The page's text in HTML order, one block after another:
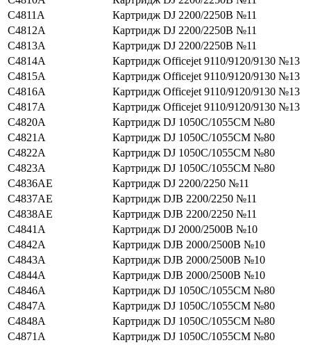
C4811A
Картридж DJ 2200/2250В №11
C4812A
Картридж DJ 2200/2250В №11
C4813A
Картридж DJ 2200/2250В №11
C4814A
Картридж Officejet 9110/9120/9130 №13
C4815A
Картридж Officejet 9110/9120/9130 №13
C4816A
Картридж Officejet 9110/9120/9130 №13
C4817A
Картридж Officejet 9110/9120/9130 №13
C4820A
Картридж DJ 1050C/1055CM №80
C4821A
Картридж DJ 1050C/1055CM №80
C4822A
Картридж DJ 1050C/1055CM №80
C4823A
Картридж DJ 1050C/1055CM №80
C4836AE
Картридж DJ 2200/2250 №11
C4837AE
Картридж DJВ 2200/2250 №11
C4838AE
Картридж DJВ 2200/2250 №11
C4841A
Картридж DJ 2000/2500В №10
C4842A
Картридж DJВ 2000/2500В №10
C4843A
Картридж DJВ 2000/2500В №10
C4844A
Картридж DJВ 2000/2500В №10
C4846A
Картридж DJ 1050C/1055CM №80
C4847A
Картридж DJ 1050C/1055CM №80
C4848A
Картридж DJ 1050C/1055CM №80
C4871A
Картридж DJ 1050C/1055CM №80